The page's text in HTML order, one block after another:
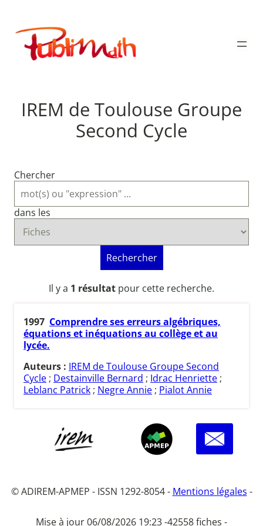
contenu
Publimath
IREM de Toulouse Groupe
Second Cycle
Chercher
dans les
Rechercher
Il y a 1 résultat pour cette recherche.
1997 Comprendre ses erreurs algébriques,
équations et inéquations au collège et au
lycée.
Auteurs : IREM de Toulouse Groupe Second
Cycle ; Destainville Bernard ; Idrac Henriette ;
Leblanc Patrick ; Negre Annie ; Pialot Annie
© ADIREM-APMEP - ISSN 1292-8054 - Mentions légales -
Mise à jour 06/08/2026 19:23 -42558 fiches -